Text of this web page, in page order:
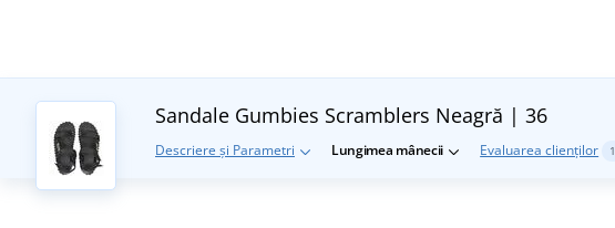
Sandale Gumbies Scramblers Neagră | 36
Descriere și Parametri Lungimea mânecii Evaluarea clienților 1